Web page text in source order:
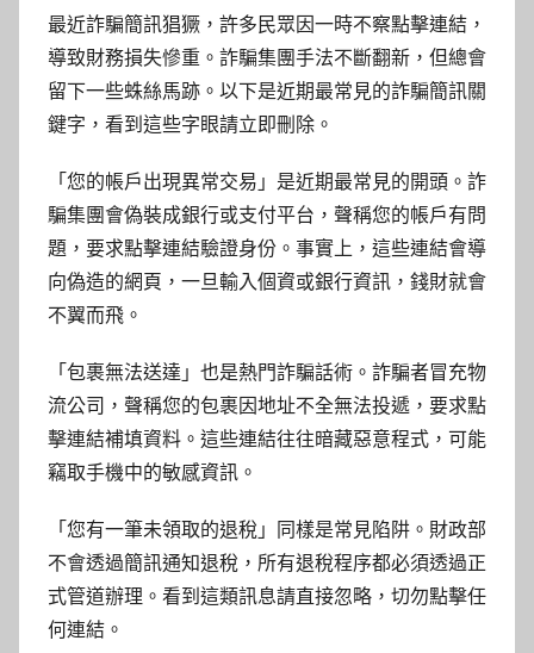
最近詐騙簡訊猖獗，許多民眾因一時不察點擊連結，
導致財務損失慘重。詐騙集團手法不斷翻新，但總會
留下一些蛛絲馬跡。以下是近期最常見的詐騙簡訊關
鍵字，看到這些字眼請立即刪除。
「您的帳戶出現異常交易」是近期最常見的開頭。詐
騙集團會偽裝成銀行或支付平台，聲稱您的帳戶有問
題，要求點擊連結驗證身份。事實上，這些連結會導
向偽造的網頁，一旦輸入個資或銀行資訊，錢財就會
不翼而飛。
「包裹無法送達」也是熱門詐騙話術。詐騙者冒充物
流公司，聲稱您的包裹因地址不全無法投遞，要求點
擊連結補填資料。這些連結往往暗藏惡意程式，可能
竊取手機中的敏感資訊。
「您有一筆未領取的退稅」同樣是常見陷阱。財政部
不會透過簡訊通知退稅，所有退稅程序都必須透過正
式管道辦理。看到這類訊息請直接忽略，切勿點擊任
何連結。